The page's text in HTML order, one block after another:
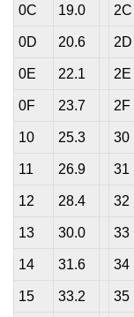
0C 19.0 2C
0D 20.6 2D
0E 22.1 2E
0F 23.7 2F
10 25.3 30
11 26.9 31
12 28.4 32
13 30.0 33
14 31.6 34
15 33.2 35